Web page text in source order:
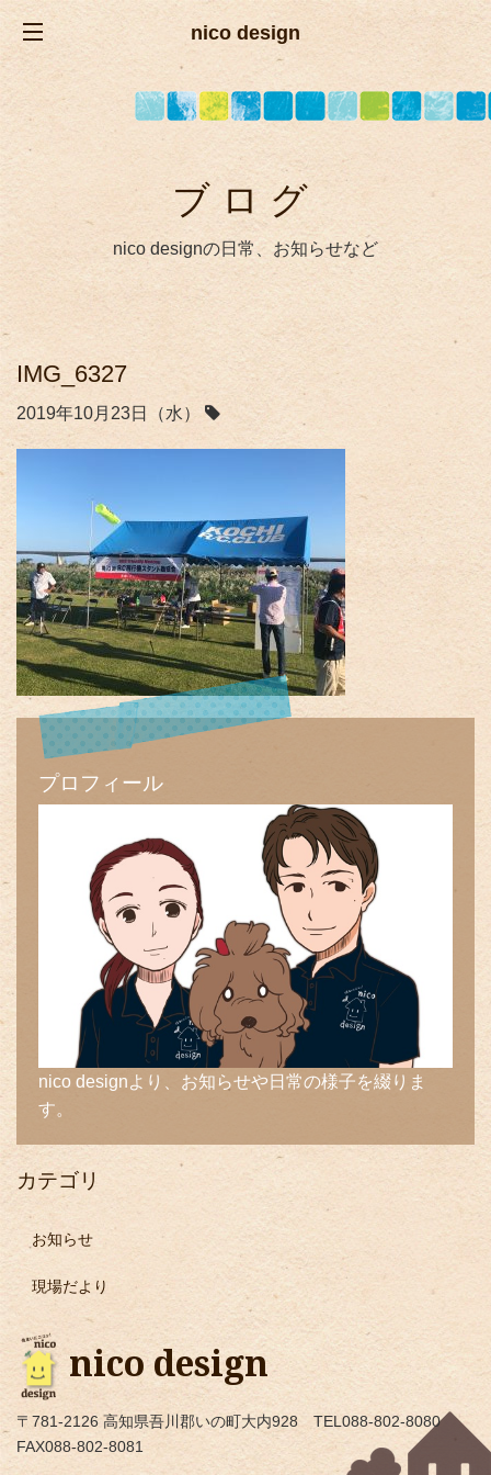
nico design
ブログ
nico designの日常、お知らせなど
IMG_6327
2019年10月23日（水）
プロフィール
nico designより、お知らせや日常の様子を綴りま
す。
カテゴリ
お知らせ
現場だより
nico design
〒781-2126 高知県吾川郡いの町大内928 TEL088-802-8080
FAX088-802-8081